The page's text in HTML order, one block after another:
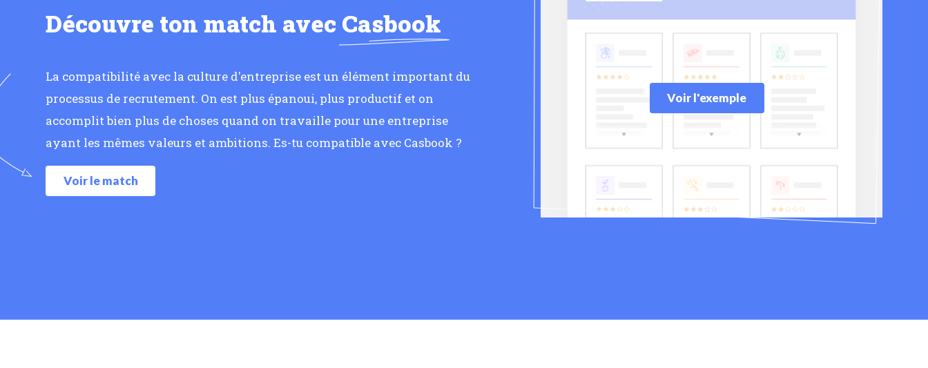
Découvre ton match avec Casbook
La compatibilité avec la culture d'entreprise est un élément important du
processus de recrutement. On est plus épanoui, plus productif et on
accomplit bien plus de choses quand on travaille pour une entreprise
ayant les mêmes valeurs et ambitions. Es-tu compatible avec Casbook ?
Voir le match
Voir l'exemple